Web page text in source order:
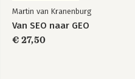
Martin van Kranenburg
Van SEO naar GEO
€ 27,50